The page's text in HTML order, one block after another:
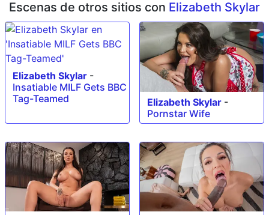
Escenas de otros sitios con Elizabeth Skylar
Elizabeth Skylar -
Insatiable MILF Gets BBC
Tag-Teamed
Elizabeth Skylar -
Pornstar Wife